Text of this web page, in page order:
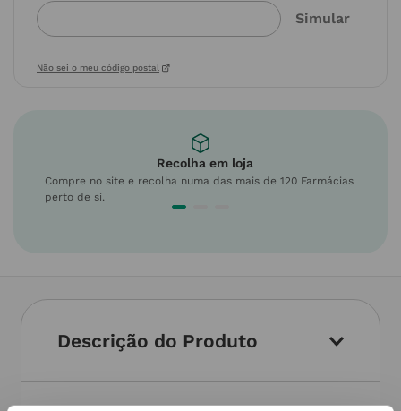
Não sei o meu código postal
Recolha em loja
Compre no site e recolha numa das mais de 120 Farmácias
perto de si.
Descrição do Produto